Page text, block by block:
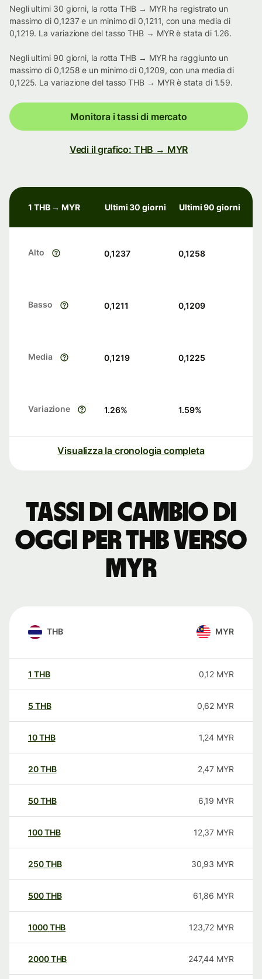
Negli ultimi 30 giorni, la rotta THB → MYR ha registrato un
massimo di 0,1237 e un minimo di 0,1211, con una media di
0,1219. La variazione del tasso THB → MYR è stata di 1.26.
Negli ultimi 90 giorni, la rotta THB → MYR ha raggiunto un
massimo di 0,1258 e un minimo di 0,1209, con una media di
0,1225. La variazione del tasso THB → MYR è stata di 1.59.
Monitora i tassi di mercato
Vedi il grafico: THB → MYR
1 THB → MYR Ultimi 30 giorni Ultimi 90 giorni
Alto 0,1237 0,1258
Basso 0,1211 0,1209
Media 0,1219 0,1225
Variazione 1.26% 1.59%
Visualizza la cronologia completa
Tassi di cambio di
oggi per THB verso
MYR
THB MYR
1 THB 0,12 MYR
5 THB 0,62 MYR
10THB 1,24 MYR
20THB 2,47 MYR
50THB 6,19 MYR
100THB 12,37 MYR
250THB 30,93 MYR
500THB 61,86 MYR
1000THB 123,72 MYR
2000THB 247,44 MYR